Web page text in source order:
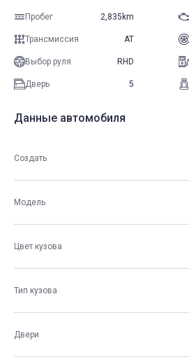
Пробег 2,835km
Трансмиссия AT
Выбор руля RHD
Дверь 5
Данные автомобиля
Создать
Модель
Цвет кузова
Тип кузова
Двери